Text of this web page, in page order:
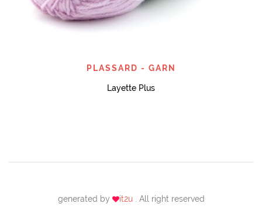
PLASSARD - GARN
Layette Plus
generated by it2u . All right reserved